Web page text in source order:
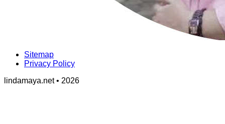
Sitemap
Privacy Policy
lindamaya.net • 2026